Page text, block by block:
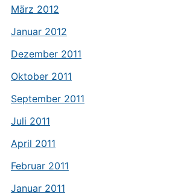
März 2012
Januar 2012
Dezember 2011
Oktober 2011
September 2011
Juli 2011
April 2011
Februar 2011
Januar 2011